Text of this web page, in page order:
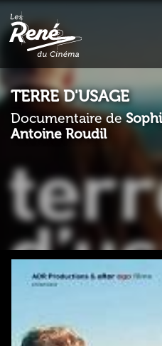
TERRE D'USAGE
Documentaire de
Antoine Roudil